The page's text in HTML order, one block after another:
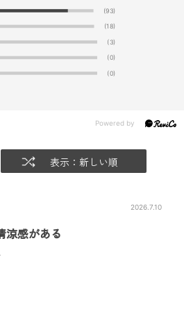
(93)
(18)
(3)
(0)
(0)
表示：新しい順
2026.7.10
涼感がある